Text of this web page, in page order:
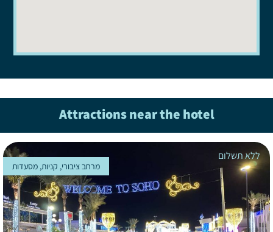
Attractions near the hotel
ללא תשלום
מרחב ציבורי, קניות, מסעדות